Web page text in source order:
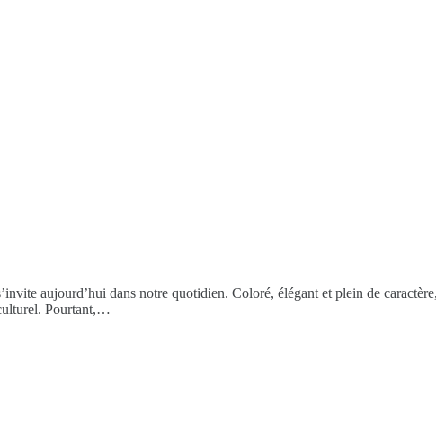
aujourd’hui dans notre quotidien. Coloré, élégant et plein de
Pourtant,…